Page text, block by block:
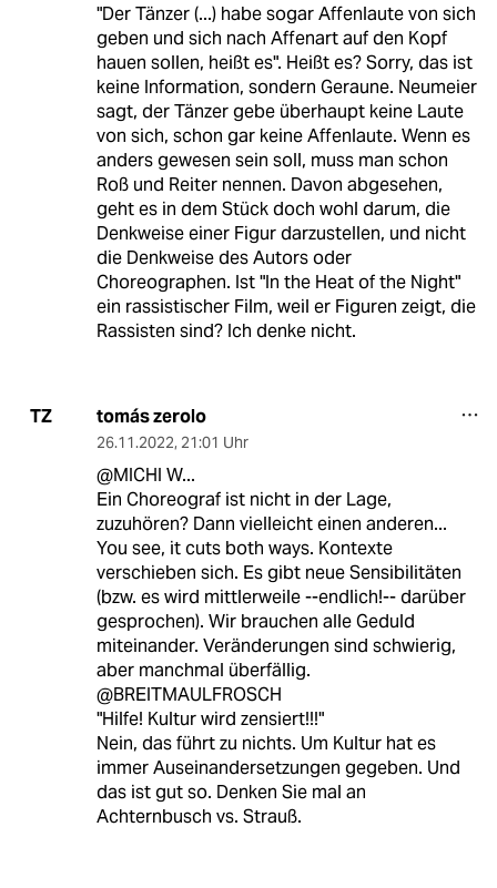
"Der Tänzer (...) habe sogar Affenlaute von sich
geben und sich nach Affenart auf den Kopf
hauen sollen, heißt es". Heißt es? Sorry, das ist
keine Information, sondern Geraune. Neumeier
sagt, der Tänzer gebe überhaupt keine Laute
von sich, schon gar keine Affenlaute. Wenn es
anders gewesen sein soll, muss man schon
Roß und Reiter nennen. Davon abgesehen,
geht es in dem Stück doch wohl darum, die
Denkweise einer Figur darzustellen, und nicht
die Denkweise des Autors oder
Choreographen. Ist "In the Heat of the Night"
ein rassistischer Film, weil er Figuren zeigt, die
Rassisten sind? Ich denke nicht.
TZ tomás zerolo
26.11.2022, 21:01 Uhr
@MICHI W...
Ein Choreograf ist nicht in der Lage,
zuzuhören? Dann vielleicht einen anderen...
You see, it cuts both ways. Kontexte
verschieben sich. Es gibt neue Sensibilitäten
(bzw. es wird mittlerweile --endlich!-- darüber
gesprochen). Wir brauchen alle Geduld
miteinander. Veränderungen sind schwierig,
aber manchmal überfällig.
@BREITMAULFROSCH
"Hilfe! Kultur wird zensiert!!!"
Nein, das führt zu nichts. Um Kultur hat es
immer Auseinandersetzungen gegeben. Und
das ist gut so. Denken Sie mal an
Achternbusch vs. Strauß.